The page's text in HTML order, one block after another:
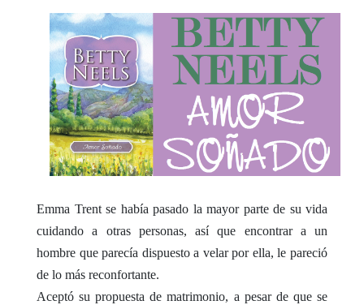
Emma Trent se había pasado la mayor parte de su vida
cuidando a otras personas, así que encontrar a un
hombre que parecía dispuesto a velar por ella, le pareció
de lo más reconfortante.
Aceptó su propuesta de matrimonio, a pesar de que se